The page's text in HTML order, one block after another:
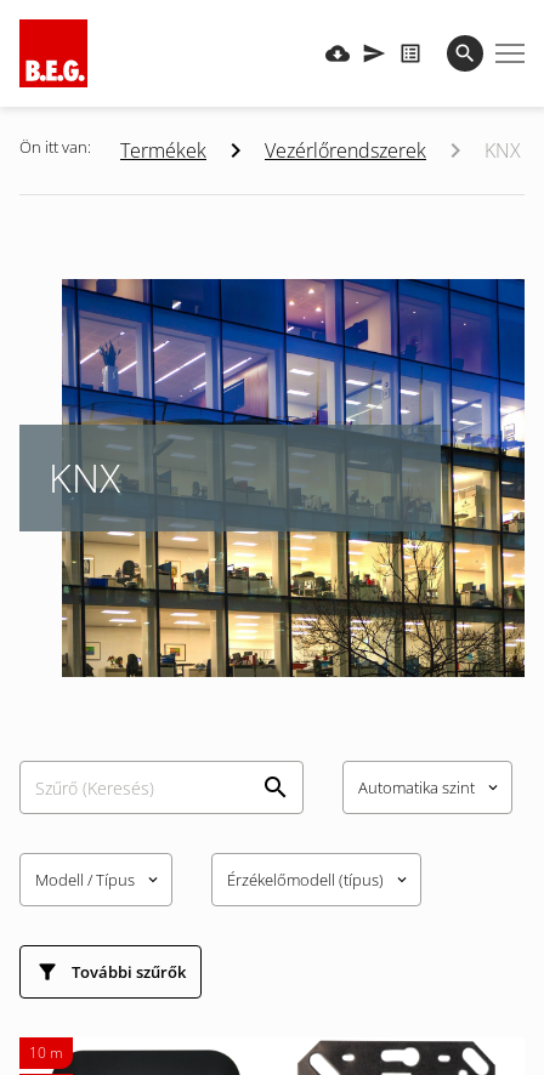
Ön itt van: Termékek Vezérlőrendszerek KNX
KNX
Automatika szint keyboard_arrow_down
Modell / Típus keyboard_arrow_down Érzékelőmodell (típus) keyboard_arrow_down
További szűrők
10 m